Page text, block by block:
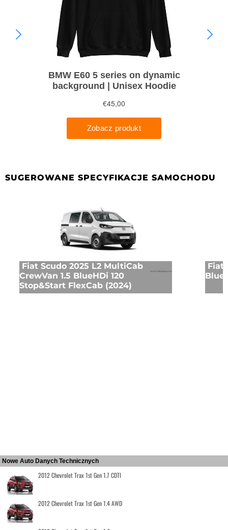
SUGEROWANE SPECYFIKACJE SAMOCHODU
Fiat Scudo 2025 L2 MultiCab
CrewVan 1.5 BlueHDi 120
Stop&Start FlexCab (2024)
Fiat
Nowe Auto Danych Technicznych
2012 Chevrolet Trax 1st Gen 1.7 CDTI
2012 Chevrolet Trax 1st Gen 1.4 AWD